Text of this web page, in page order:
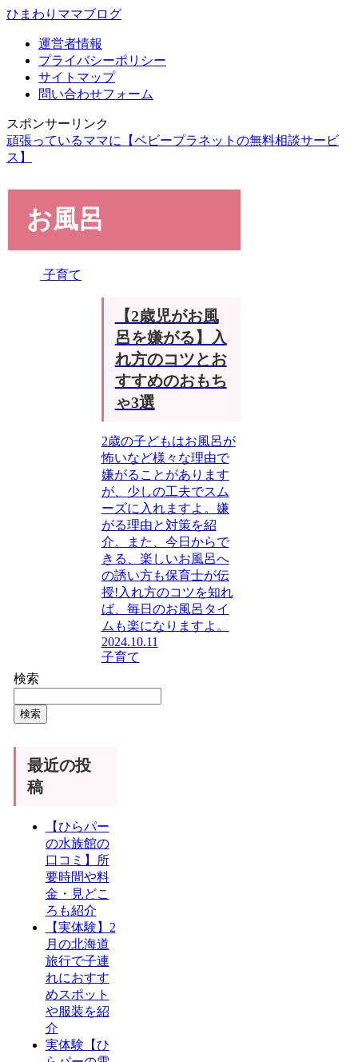
ひまわりママブログ
運営者情報
プライバシーポリシー
サイトマップ
問い合わせフォーム
スポンサーリンク
頑張っているママに【ベビープラネットの無料相談サービ
ス】
お風呂
子育て
【2歳児がお風
呂を嫌がる】入
れ方のコツとお
すすめのおもち
ゃ3選
2歳の子どもはお風呂が
怖いなど様々な理由で
嫌がることがあります
が、少しの工夫でスム
ーズに入れますよ。嫌
がる理由と対策を紹
介。また、今日からで
きる、楽しいお風呂へ
の誘い方も保育士が伝
授!入れ方のコツを知れ
ば、毎日のお風呂タイ
ムも楽になりますよ。
2024.10.11
子育て
検索
検索
最近の投
稿
【ひらパー
の水族館の
口コミ】所
要時間や料
金・見どこ
ろも紹介
【実体験】2
月の北海道
旅行で子連
れにおすす
めスポット
や服装を紹
介
実体験【ひ